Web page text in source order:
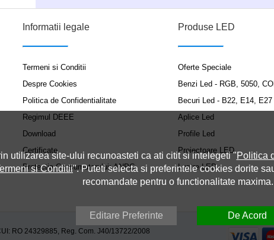
Informatii legale
Termeni si Conditii
Despre Cookies
Politica de Confidentialitate
Regimul DEEE
Download
Certificate
Protecția Consumatorului: ANPC
Produse LED
Oferte Speciale
Benzi Led - RGB, 5050,
Becuri Led - B22, E14, E27
Aplice Led
Profile Led
Proiectoare LED
Lustre LED
RO 24329885, Reg. Com. J40/13722/2008
utilizarea site-ului recunoasteti ca ati citit si intelegeti "Politica
si Conditii". Puteti selecta si preferintele cookies dorite
recomandate pentru o functionalitate maxima.
Editare Preferinte De Acord